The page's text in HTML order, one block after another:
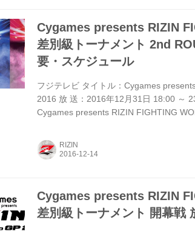
Cygames presents RIZIN
差別級トーナメント 2nd
要・スケジュール
フジテレビ タイトル：Cygames
2016 放 送：2016年12月31日 18:00 ～
Cygames presents RIZIN FIGHTING
（金）15:00 ～（スカチャン1） 2017年
※PPV/PPS放送 視聴料金：29日...
RIZIN
Cygames presents RIZIN
差別級トーナメント 開幕戦